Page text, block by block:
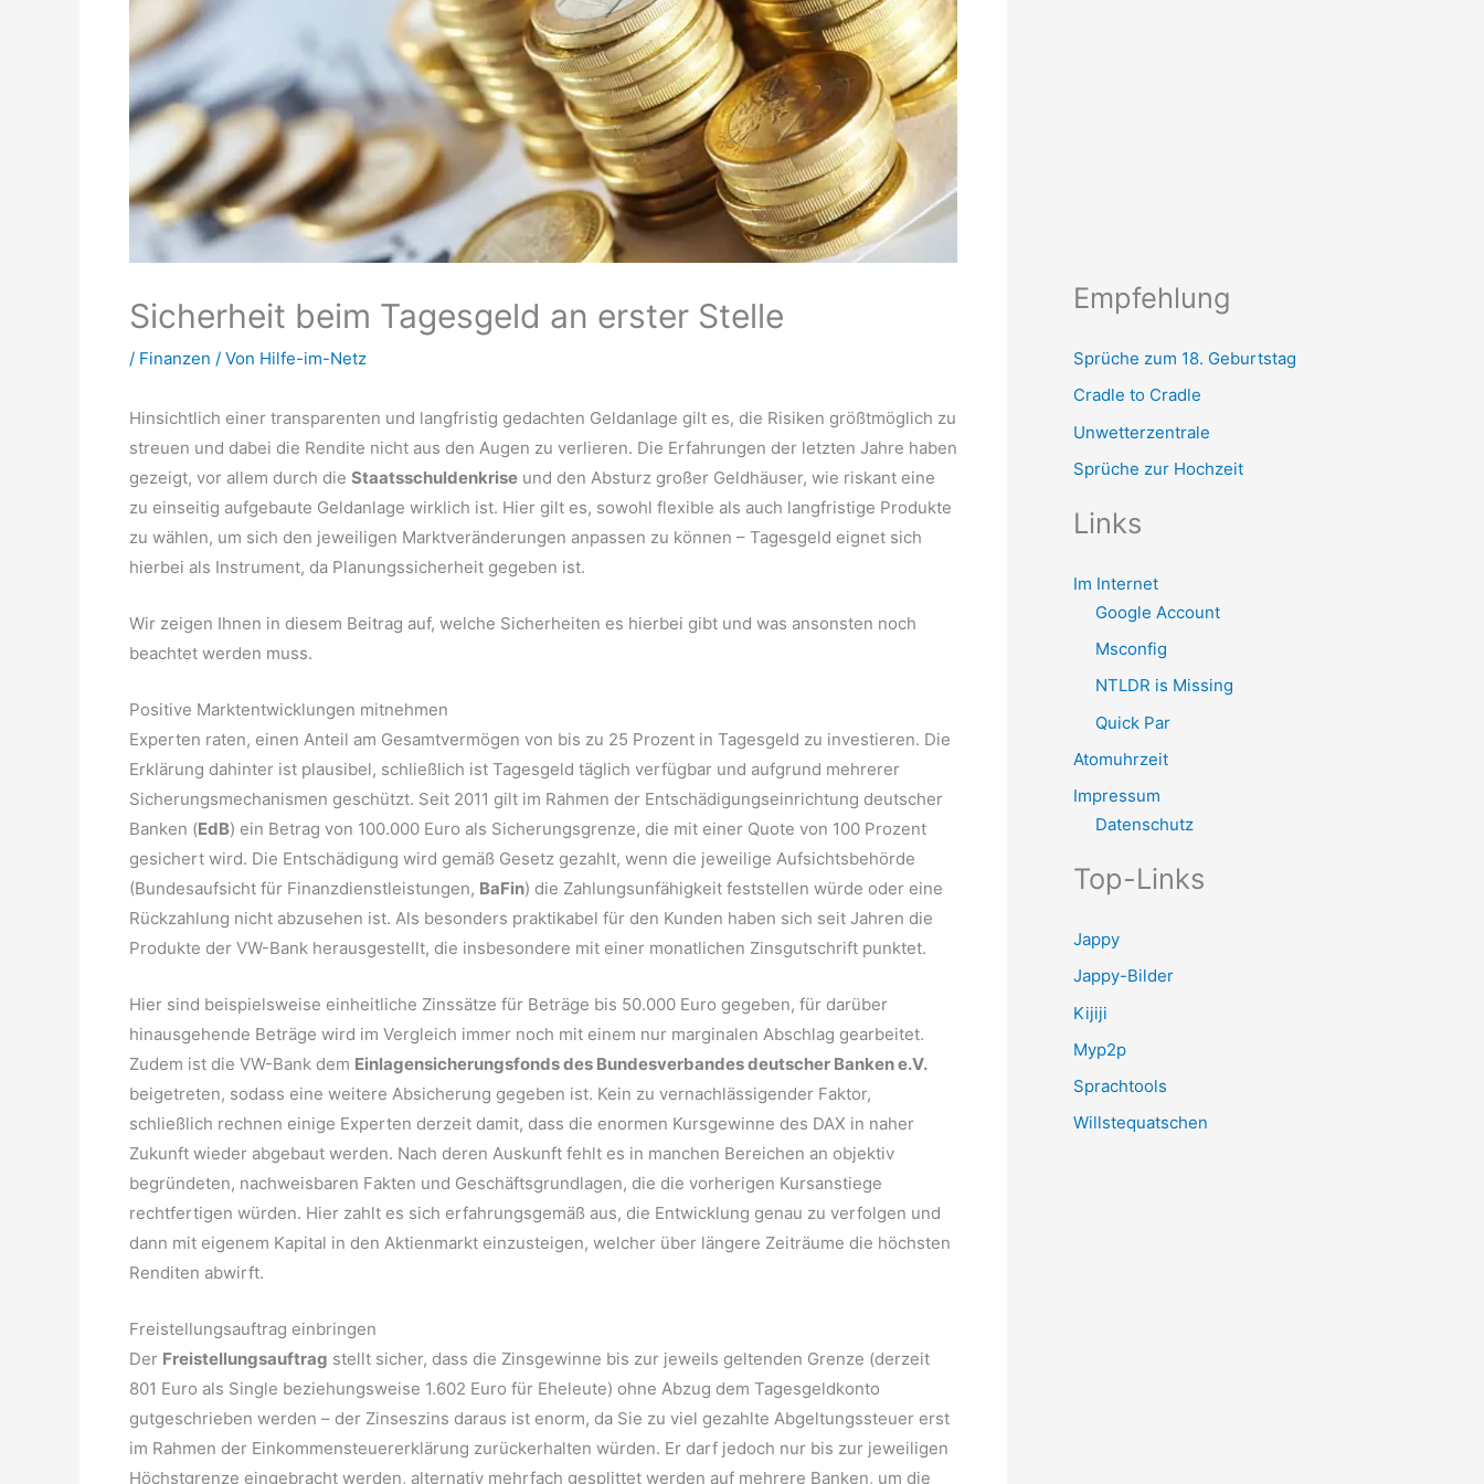
Sicherheit beim Tagesgeld an erster Stelle
/ Finanzen / Von Hilfe-im-Netz
Hinsichtlich einer transparenten und langfristig gedachten Geldanlage gilt es, die Risiken größtmöglich zu
streuen und dabei die Rendite nicht aus den Augen zu verlieren. Die Erfahrungen der letzten Jahre haben
gezeigt, vor allem durch die Staatsschuldenkrise und den Absturz großer Geldhäuser, wie riskant eine
zu einseitig aufgebaute Geldanlage wirklich ist. Hier gilt es, sowohl flexible als auch langfristige Produkte
zu wählen, um sich den jeweiligen Marktveränderungen anpassen zu können – Tagesgeld eignet sich
hierbei als Instrument, da Planungssicherheit gegeben ist.
Wir zeigen Ihnen in diesem Beitrag auf, welche Sicherheiten es hierbei gibt und was ansonsten noch
beachtet werden muss.
Positive Marktentwicklungen mitnehmen
Experten raten, einen Anteil am Gesamtvermögen von bis zu 25 Prozent in Tagesgeld zu investieren. Die
Erklärung dahinter ist plausibel, schließlich ist Tagesgeld täglich verfügbar und aufgrund mehrerer
Sicherungsmechanismen geschützt. Seit 2011 gilt im Rahmen der Entschädigungseinrichtung deutscher
Banken (EdB) ein Betrag von 100.000 Euro als Sicherungsgrenze, die mit einer Quote von 100 Prozent
gesichert wird. Die Entschädigung wird gemäß Gesetz gezahlt, wenn die jeweilige Aufsichtsbehörde
(Bundesaufsicht für Finanzdienstleistungen, BaFin) die Zahlungsunfähigkeit feststellen würde oder eine
Rückzahlung nicht abzusehen ist. Als besonders praktikabel für den Kunden haben sich seit Jahren die
Produkte der VW-Bank herausgestellt, die insbesondere mit einer monatlichen Zinsgutschrift punktet.
Hier sind beispielsweise einheitliche Zinssätze für Beträge bis 50.000 Euro gegeben, für darüber
hinausgehende Beträge wird im Vergleich immer noch mit einem nur marginalen Abschlag gearbeitet.
Zudem ist die VW-Bank dem Einlagensicherungsfonds des Bundesverbandes deutscher Banken e.V.
beigetreten, sodass eine weitere Absicherung gegeben ist. Kein zu vernachlässigender Faktor,
schließlich rechnen einige Experten derzeit damit, dass die enormen Kursgewinne des DAX in naher
Zukunft wieder abgebaut werden. Nach deren Auskunft fehlt es in manchen Bereichen an objektiv
begründeten, nachweisbaren Fakten und Geschäftsgrundlagen, die die vorherigen Kursanstiege
rechtfertigen würden. Hier zahlt es sich erfahrungsgemäß aus, die Entwicklung genau zu verfolgen und
dann mit eigenem Kapital in den Aktienmarkt einzusteigen, welcher über längere Zeiträume die höchsten
Renditen abwirft.
Freistellungsauftrag einbringen
Der Freistellungsauftrag stellt sicher, dass die Zinsgewinne bis zur jeweils geltenden Grenze (derzeit
801 Euro als Single beziehungsweise 1.602 Euro für Eheleute) ohne Abzug dem Tagesgeldkonto
gutgeschrieben werden – der Zinseszins daraus ist enorm, da Sie zu viel gezahlte Abgeltungssteuer erst
im Rahmen der Einkommensteuererklärung zurückerhalten würden. Er darf jedoch nur bis zur jeweiligen
Höchstgrenze eingebracht werden, alternativ mehrfach gesplittet werden auf mehrere Banken, um die
Empfehlung
Sprüche zum 18. Geburtstag
Cradle to Cradle
Unwetterzentrale
Sprüche zur Hochzeit
Links
Im Internet
Google Account
Msconfig
NTLDR is Missing
Quick Par
Atomuhrzeit
Impressum
Datenschutz
Top-Links
Jappy
Jappy-Bilder
Kijiji
Myp2p
Sprachtools
Willstequatschen